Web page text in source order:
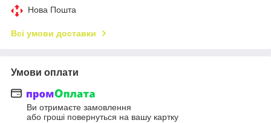
Нова Пошта
Всі умови доставки
Умови оплати
Ви отримаєте замовлення
або гроші повернуться на вашу картку